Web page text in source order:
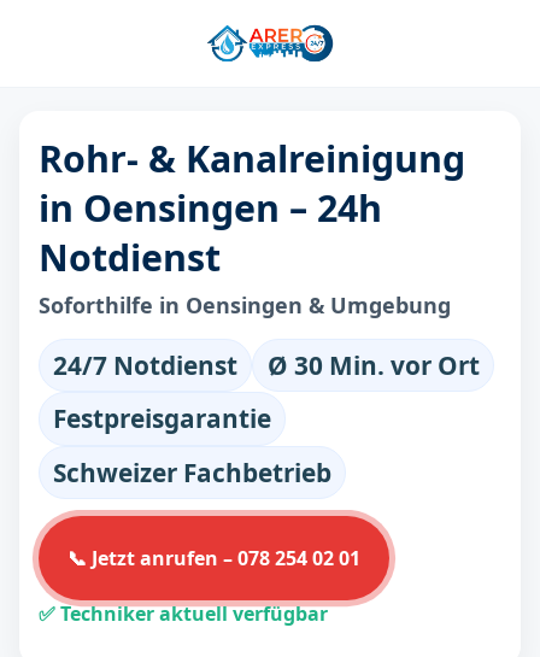
Rohr- & Kanalreinigung
in Oensingen – 24h
Notdienst
Soforthilfe in Oensingen & Umgebung
24/7 Notdienst
Ø 30 Min. vor Ort
Festpreisgarantie
Schweizer Fachbetrieb
📞 Jetzt anrufen – 078 254 02 01
✅ Techniker aktuell verfügbar